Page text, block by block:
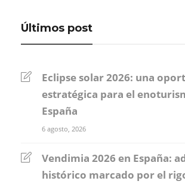
Últimos post
Eclipse solar 2026: una
estratégica para el
España
6 agosto, 2026
Vendimia 2026 en España:
histórico marcado por el